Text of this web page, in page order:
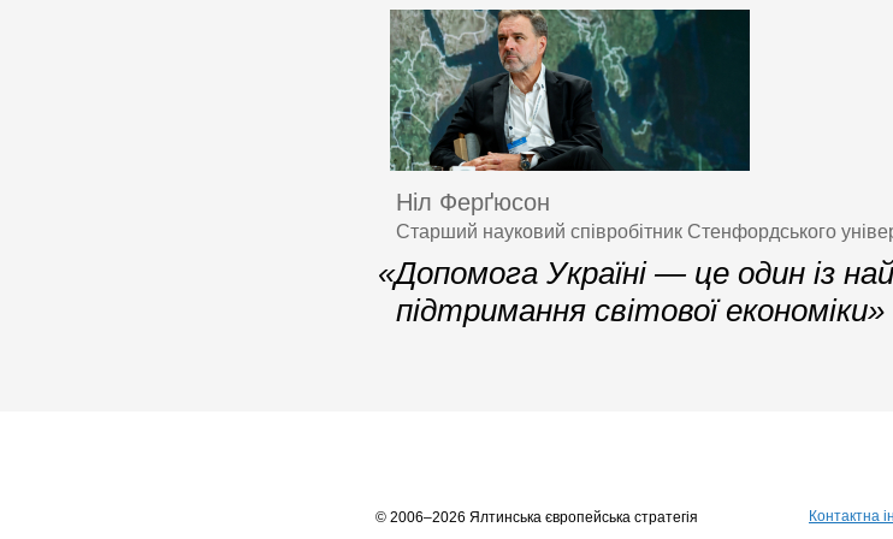
Ніл Ферґюсон
Старший науковий співробітник Стенфордського
«Допомога Україні — це один із
підтримання світової економіки»
© 2006–2026 Ялтинська європейська стратегія Контактна